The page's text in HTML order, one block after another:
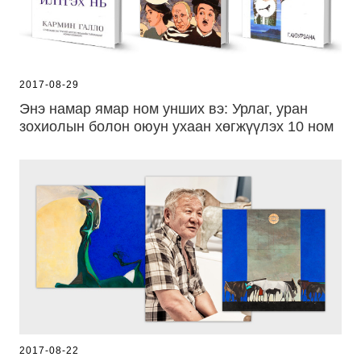
2017-08-29
Энэ намар ямар ном унших вэ: Урлаг, уран
зохиолын болон оюун ухаан хөгжүүлэх 10 ном
2017-08-22